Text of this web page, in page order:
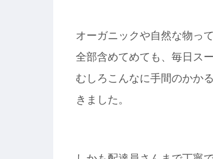
オーガニックや自然な物っ
全部含めてめても、毎日ス
むしろこんなに手間のかか
きました。